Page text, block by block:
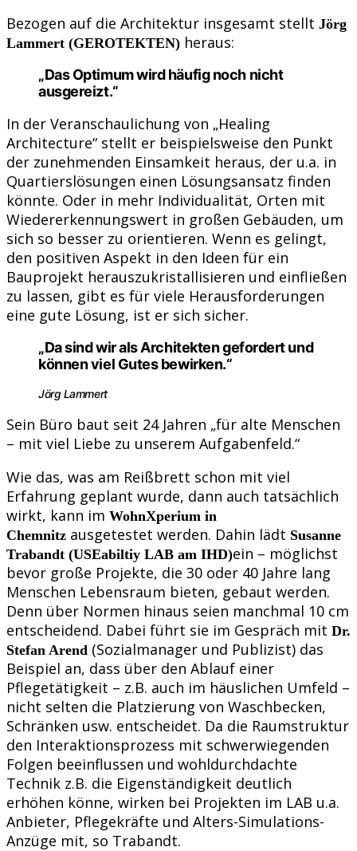
Bezogen auf die Architektur insgesamt stellt Jörg
Lammert (GEROTEKTEN) heraus:
„Das Optimum wird häufig noch nicht
ausgereizt.“
In der Veranschaulichung von „Healing
Architecture“ stellt er beispielsweise den Punkt
der zunehmenden Einsamkeit heraus, der u.a. in
Quartierslösungen einen Lösungsansatz finden
könnte. Oder in mehr Individualität, Orten mit
Wiedererkennungswert in großen Gebäuden, um
sich so besser zu orientieren. Wenn es gelingt,
den positiven Aspekt in den Ideen für ein
Bauprojekt herauszukristallisieren und einfließen
zu lassen, gibt es für viele Herausforderungen
eine gute Lösung, ist er sich sicher.
„Da sind wir als Architekten gefordert und
können viel Gutes bewirken.“
Jörg Lammert
Sein Büro baut seit 24 Jahren „für alte Menschen
– mit viel Liebe zu unserem Aufgabenfeld.“
Wie das, was am Reißbrett schon mit viel
Erfahrung geplant wurde, dann auch tatsächlich
wirkt, kann im WohnXperium in
Chemnitz ausgetestet werden. Dahin lädt Susanne
Trabandt (USEabiltiy LAB am IHD)ein – möglichst
bevor große Projekte, die 30 oder 40 Jahre lang
Menschen Lebensraum bieten, gebaut werden.
Denn über Normen hinaus seien manchmal 10 cm
entscheidend. Dabei führt sie im Gespräch mit Dr.
Stefan Arend (Sozialmanager und Publizist) das
Beispiel an, dass über den Ablauf einer
Pflegetätigkeit – z.B. auch im häuslichen Umfeld –
nicht selten die Platzierung von Waschbecken,
Schränken usw. entscheidet. Da die Raumstruktur
den Interaktionsprozess mit schwerwiegenden
Folgen beeinflussen und wohldurchdachte
Technik z.B. die Eigenständigkeit deutlich
erhöhen könne, wirken bei Projekten im LAB u.a.
Anbieter, Pflegekräfte und Alters-Simulations-
Anzüge mit, so Trabandt.